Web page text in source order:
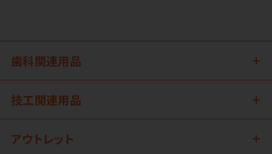
歯科関連用品
技工関連用品
アウトレット